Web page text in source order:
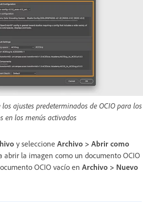
ajustes predeterminados de OCIO para los
en los menús activados
y seleccione Archivo > Abrir como
abrir la imagen como un documento OCIO
OCIO vacío en Archivo > Nuevo